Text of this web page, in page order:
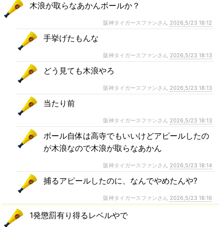
木浪が取らなあかんボールか？
阪神タイガースファンさん 2026,5/23 18:12
手挙げたもんな
阪神タイガースファンさん 2026,5/23 18:13
どう見ても木浪やろ
阪神タイガースファンさん 2026,5/23 18:13
当たり前
阪神タイガースファンさん 2026,5/23 18:13
ボール自体は高寺でもいいけどアピールしたの
が木浪なので木浪が取らなあかん
阪神タイガースファンさん 2026,5/23 18:14
捕るアピールしたのに、なんでやめたんや?
阪神タイガースファンさん 2026,5/23 18:16
1発懲罰有り得るレベルやで